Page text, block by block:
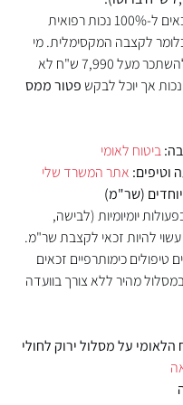
לרוב, חולי סרטן זכאים ל-100% נכות רפואית
כלומר לקצבה המקסימלית. מי
שממשיך לעבוד ולהשתכר מעל 7,990 ש"ח לא
אך יוכל לבקש פטור ממס
ביטוח לאומי
וטיפים: אתר המשרד שלי
(שר"מ)
יומיומיות (לבישה,
עשוי להיות זכאי לקצבת שר"מ.
טיפולים כימותרפיים זכאים
של 50% במסלול מהיר ללא צורך בוועדה
הלאומי על מסלול ירוק לחולי